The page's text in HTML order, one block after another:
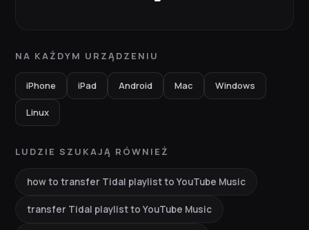
NA KAŻDYM URZĄDZENIU
iPhone iPad Android Mac Windows
Linux
LUDZIE SZUKAJĄ RÓWNIEŻ
how to transfer Tidal playlist to YouTube Music
transfer Tidal playlist to YouTube Music